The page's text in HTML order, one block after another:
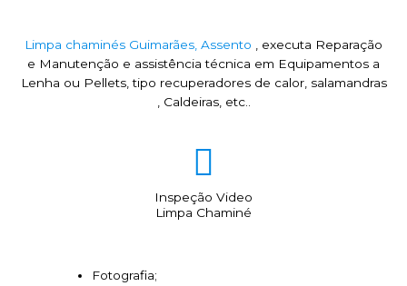
Limpa chaminés Guimarães, Assento , executa Reparação
e Manutenção e assistência técnica em Equipamentos a
Lenha ou Pellets, tipo recuperadores de calor, salamandras
, Caldeiras, etc..
Inspeção Video
Limpa Chaminé
Fotografia;